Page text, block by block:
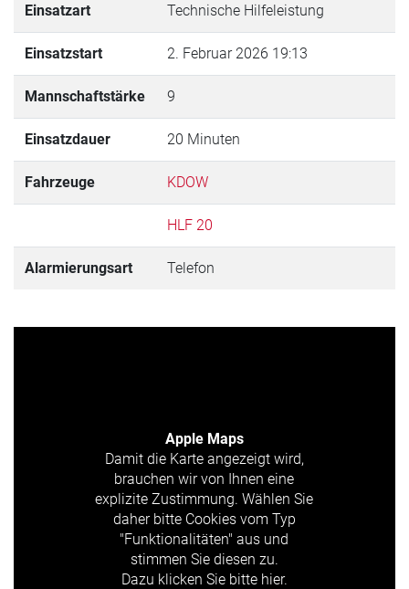
Einsatzart Technische Hilfeleistung
Einsatzstart 2. Februar 2026 19:13
Mannschaftstärke 9
Einsatzdauer 20 Minuten
Fahrzeuge KDOW
HLF 20
Alarmierungsart Telefon
Apple Maps
Damit die Karte angezeigt wird,
brauchen wir von Ihnen eine
explizite Zustimmung. Wählen Sie
daher bitte Cookies vom Typ
"Funktionalitäten" aus und
stimmen Sie diesen zu.
Dazu klicken Sie bitte hier.